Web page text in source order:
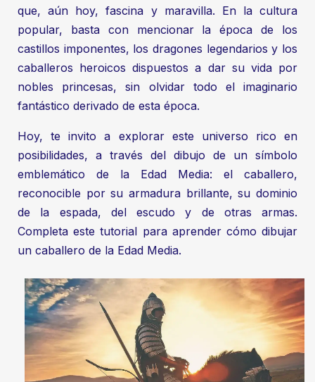
que, aún hoy, fascina y maravilla. En la cultura
popular, basta con mencionar la época de los
castillos imponentes, los dragones legendarios y los
caballeros heroicos dispuestos a dar su vida por
nobles princesas, sin olvidar todo el imaginario
fantástico derivado de esta época.
Hoy, te invito a explorar este universo rico en
posibilidades, a través del dibujo de un símbolo
emblemático de la Edad Media: el caballero,
reconocible por su armadura brillante, su dominio
de la espada, del escudo y de otras armas.
Completa este tutorial para aprender cómo dibujar
un caballero de la Edad Media.